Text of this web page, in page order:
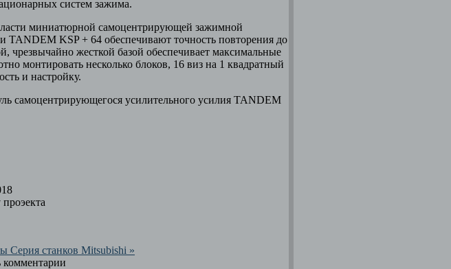
систем зажима.
миниатюрной самоцентрирующей зажимной
KSP + 64 обеспечивают точность повторения до
жесткой базой обеспечивает максимальные
монтировать несколько блоков, 16 виз на 1 квадратный
и настройку.
самоцентрирующегося усилительного усилия TANDEM
Серия станков Mitsubishi »
комментарии